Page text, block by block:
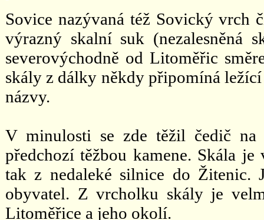
Sovice nazývaná též Sovický
výrazný skalní suk (nezalesněná
severovýchodně od Litoměřic
skály z dálky někdy připomíná
názvy.
V minulosti se zde těžil čedič na
předchozí těžbou kamene. Skála
tak z nedaleké silnice do Žitenic.
obyvatel. Z vrcholku skály je
Litoměřice a jeho okolí.